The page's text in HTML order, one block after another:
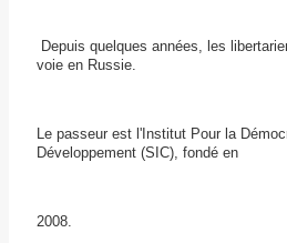
Depuis quelques années, les
voie en Russie.
Le passeur est l'Institut Pour la
Développement (SIC), fondé en
2008.